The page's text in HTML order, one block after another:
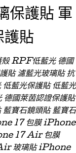
保護貼 軍
護貼
RPF低藍光 德國
濾藍光玻璃貼 抗
低藍光保護貼 低藍光
德國萊茵認證保護貼
藍寶石鏡頭貼 藍寶石
17 包膜 iPhone
17 Air 包膜
玻璃貼 iPhone